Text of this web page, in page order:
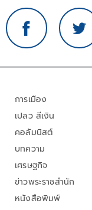
การเมือง
เปลว สีเงิน
คอลัมนิสต์
บทความ
เศรษฐกิจ
ข่าวพระราชสำนัก
หนังสือพิมพ์